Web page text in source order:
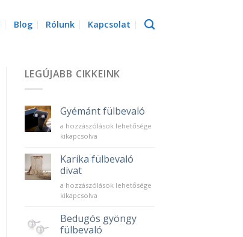
Blog Rólunk Kapcsolat
LEGÚJABB CIKKEINK
Gyémánt fülbevaló
Gyémánt
fülbevaló
a hozzászólások lehetősége
kikapcsolva
Karika fülbevaló
divat
Karika
fülbevaló
bejegyzéshez
a hozzászólások lehetősége
kikapcsolva
Bedugós gyöngy
fülbevaló